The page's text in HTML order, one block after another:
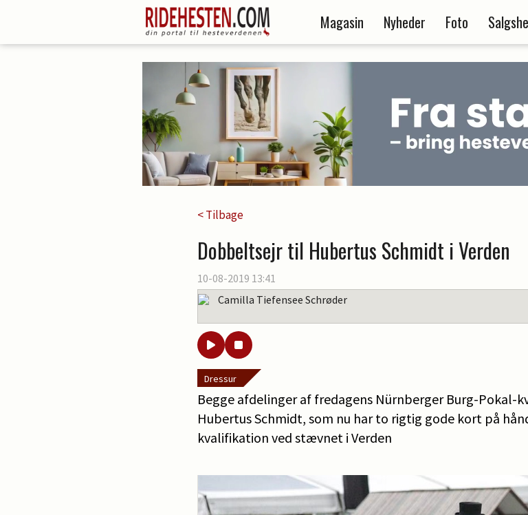
Magasin Nyheder Foto
< Tilbage
Dobbeltsejr til Hubertus Schmidt i Verden
10-08-2019 13:41
Camilla Tiefensee Schrøder
Dressur
Begge afdelinger af fredagens Nürnberger Burg-Pokal-
Hubertus Schmidt, som nu har to rigtig gode kort på
kvalifikation ved stævnet i Verden